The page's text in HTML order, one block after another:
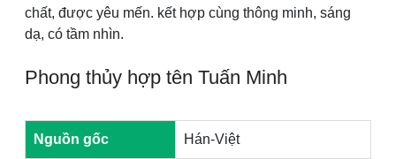
chất, được yêu mến. kết hợp cùng thông minh, sáng
dạ, có tầm nhìn.
Phong thủy hợp tên Tuấn Minh
Nguồn gốc Hán-Việt